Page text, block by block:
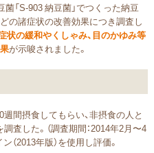
「S-903 納豆菌」でつくった納豆
の諸症状の改善効果につき調査し
状の緩和やくしゃみ、目のかゆみ等
が示唆されました。
週間摂食してもらい、非摂食の人と
査した。（調査期間：2014年2月〜4
（2013年版）を使用し評価。